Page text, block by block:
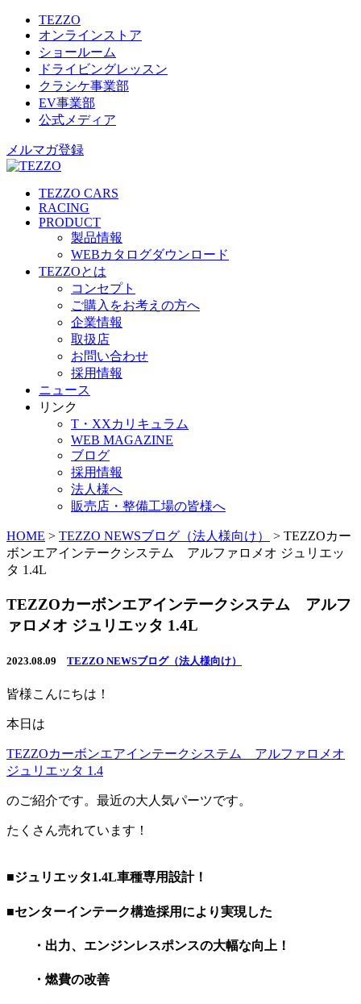
TEZZO
オンラインストア
ショールーム
ドライビングレッスン
クラシケ事業部
EV事業部
公式メディア
メルマガ登録
TEZZO CARS
RACING
PRODUCT
製品情報
WEBカタログダウンロード
TEZZOとは
コンセプト
ご購入をお考えの方へ
企業情報
取扱店
お問い合わせ
採用情報
ニュース
リンク
T・XXカリキュラム
WEB MAGAZINE
ブログ
採用情報
法人様へ
販売店・整備工場の皆様へ
HOME > TEZZO NEWSブログ（法人様向け） > TEZZOカー
ボンエアインテークシステム アルファロメオ ジュリエッ
タ 1.4L
TEZZOカーボンエアインテークシステム アルフ
ァロメオ ジュリエッタ 1.4L
2023.08.09 TEZZO NEWSブログ（法人様向け）
皆様こんにちは！
本日は
TEZZOカーボンエアインテークシステム アルファロメオ
ジュリエッタ 1.4
のご紹介です。最近の大人気パーツです。
たくさん売れています！
■ジュリエッタ1.4L車種専用設計！
■センターインテーク構造採用により実現した
・出力、エンジンレスポンスの大幅な向上！
・燃費の改善